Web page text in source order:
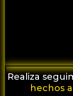
Realiza
hechos